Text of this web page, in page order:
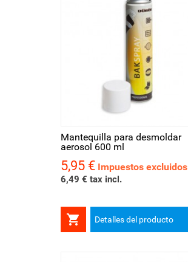
Mantequilla para desmoldar
aerosol 600 ml
Precio
5,95 € Impuestos excluidos
6,49 € tax incl.
 Detalles del producto